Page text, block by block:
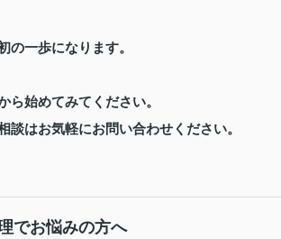
の一歩になります。
ら始めてみてください。
談はお気軽にお問い合わせください。
でお悩みの方へ